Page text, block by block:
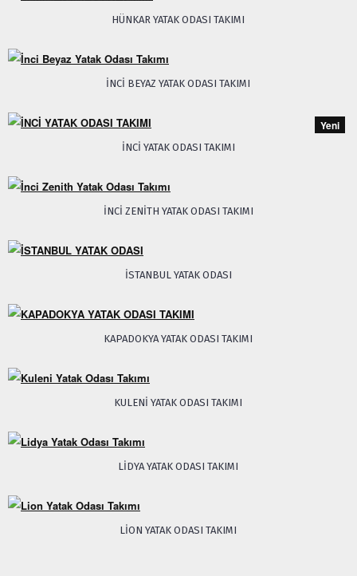
HÜNKAR YATAK ODASI TAKIMI
İNCI BEYAZ YATAK ODASI TAKIMI
Yeni
İNCİ YATAK ODASI TAKIMI
İNCI ZENITH YATAK ODASI TAKIMI
İSTANBUL YATAK ODASI
KAPADOKYA YATAK ODASI TAKIMI
KULENI YATAK ODASI TAKIMI
LIDYA YATAK ODASI TAKIMI
LION YATAK ODASI TAKIMI